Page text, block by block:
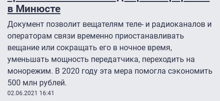
в Минюсте
Документ позволит вещателям теле- и радиоканалов и
операторам связи временно приостанавливать
вещание или сокращать его в ночное время,
уменьшать мощность передатчика, переходить на
монорежим. В 2020 году эта мера помогла сэкономить
500 млн рублей.
02.06.2021 16:41